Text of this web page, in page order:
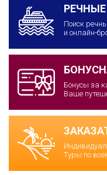
Поиск
и онлайн-
Бонусы за
Ваше
Туры по